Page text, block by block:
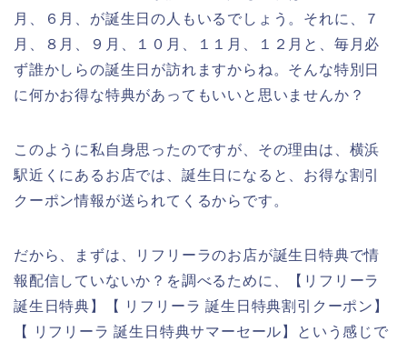
月、６月、が誕生日の人もいるでしょう。それに、７
月、８月、９月、１０月、１１月、１２月と、毎月必
ず誰かしらの誕生日が訪れますからね。そんな特別日
に何かお得な特典があってもいいと思いませんか？
このように私自身思ったのですが、その理由は、横浜
駅近くにあるお店では、誕生日になると、お得な割引
クーポン情報が送られてくるからです。
だから、まずは、リフリーラのお店が誕生日特典で情
報配信していないか？を調べるために、【リフリーラ
誕生日特典】【 リフリーラ 誕生日特典割引クーポン】
【 リフリーラ 誕生日特典サマーセール】という感じで